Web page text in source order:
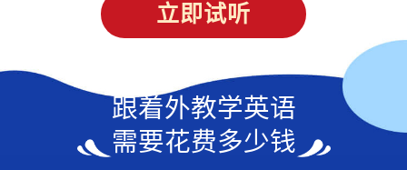
立即试听
跟着外教学英语
需要花费多少钱